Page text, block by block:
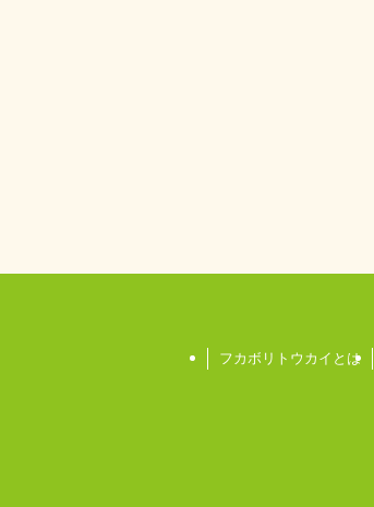
フカボリトウカイとは